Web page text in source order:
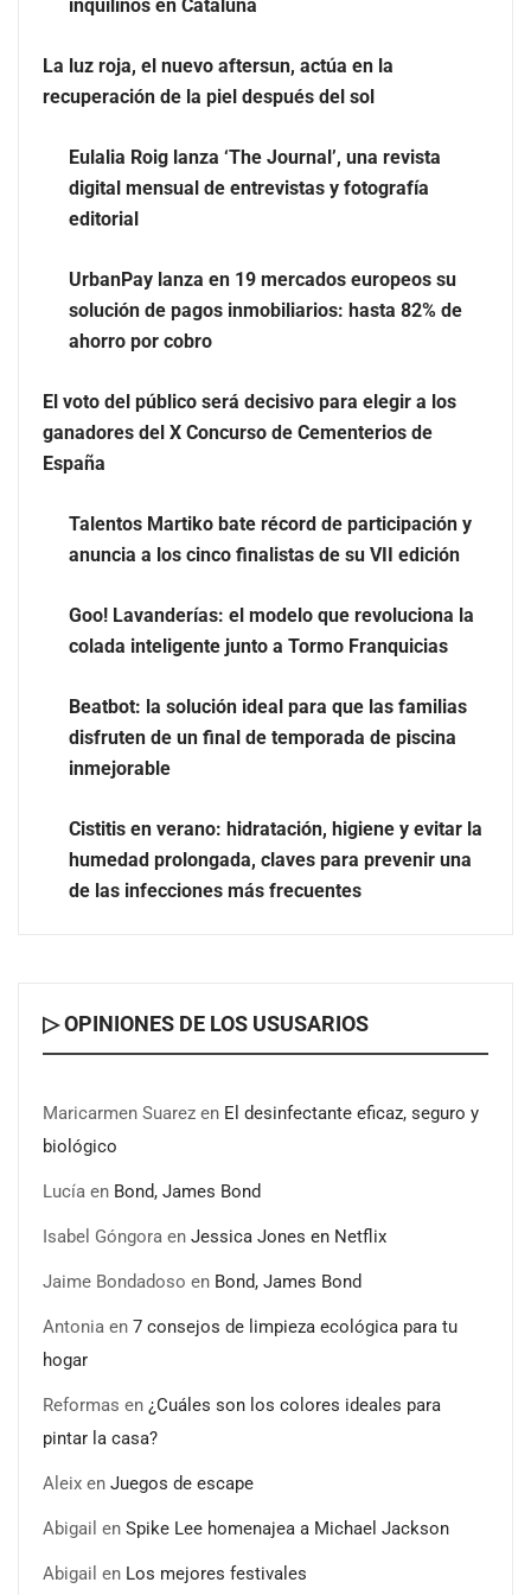
inquilinos en Cataluña
La luz roja, el nuevo aftersun, actúa en la
recuperación de la piel después del sol
Eulalia Roig lanza ‘The Journal’, una revista
digital mensual de entrevistas y fotografía
editorial
UrbanPay lanza en 19 mercados europeos su
solución de pagos inmobiliarios: hasta 82% de
ahorro por cobro
El voto del público será decisivo para elegir a los
ganadores del X Concurso de Cementerios de
España
Talentos Martiko bate récord de participación y
anuncia a los cinco finalistas de su VII edición
Goo! Lavanderías: el modelo que revoluciona la
colada inteligente junto a Tormo Franquicias
Beatbot: la solución ideal para que las familias
disfruten de un final de temporada de piscina
inmejorable
Cistitis en verano: hidratación, higiene y evitar la
humedad prolongada, claves para prevenir una
de las infecciones más frecuentes
▷ OPINIONES DE LOS USUSARIOS
Maricarmen Suarez en El desinfectante eficaz, seguro y
biológico
Lucía en Bond, James Bond
Isabel Góngora en Jessica Jones en Netflix
Jaime Bondadoso en Bond, James Bond
Antonia en 7 consejos de limpieza ecológica para tu
hogar
Reformas en ¿Cuáles son los colores ideales para
pintar la casa?
Aleix en Juegos de escape
Abigail en Spike Lee homenajea a Michael Jackson
Abigail en Los mejores festivales